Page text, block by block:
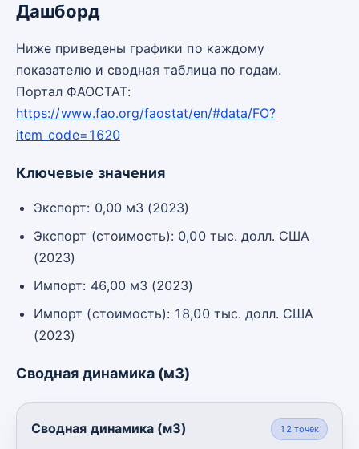
Дашборд
Ниже приведены графики по каждому
показателю и сводная таблица по годам.
Портал ФАОСТАТ:
https://www.fao.org/faostat/en/#data/FO?
item_code=1620
Ключевые значения
Экспорт: 0,00 м3 (2023)
Экспорт (стоимость): 0,00 тыс. долл. США
(2023)
Импорт: 46,00 м3 (2023)
Импорт (стоимость): 18,00 тыс. долл. США
(2023)
Сводная динамика (м3)
Сводная динамика (м3) 12 точек